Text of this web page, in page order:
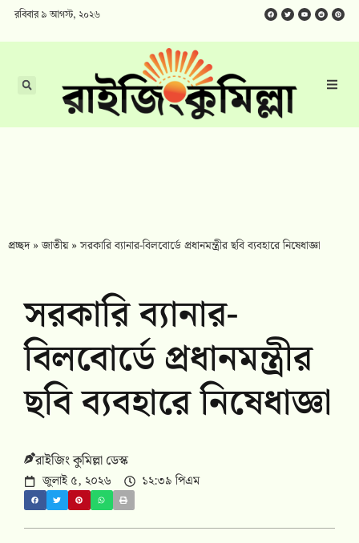
রবিবার ৯ আগস্ট, ২০২৬
প্রচ্ছদ»জাতীয়»সরকারি ব্যানার-বিলবোর্ডে প্রধানমন্ত্রীর ছবি ব্যবহারে নিষেধাজ্ঞা
সরকারি ব্যানার-
বিলবোর্ডে প্রধানমন্ত্রীর
ছবি ব্যবহারে নিষেধাজ্ঞা
রাইজিং কুমিল্লা ডেস্ক
জুলাই ৫, ২০২৬ ১২:৩৯ পিএম